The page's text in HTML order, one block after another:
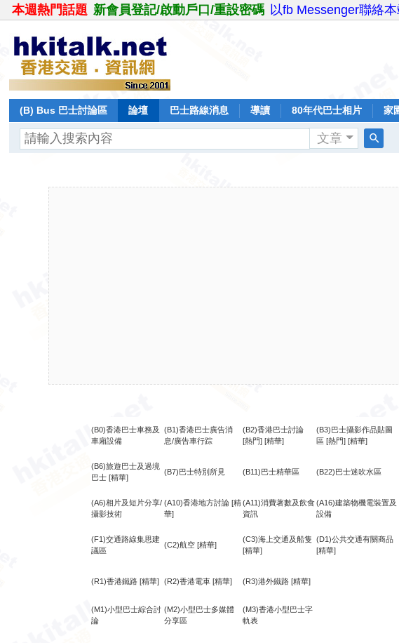
本週熱門話題 新會員登記/啟動戶口/重設密碼 以fb Messenger聯絡
(B) Bus 巴士討論區 論壇 巴士路線消息 導讀 80年代巴士相片 家
文章
(B0)香港巴士車務及
車廂設備
(B1)香港巴士廣告消
息/廣告車行踪
(B2)香港巴士討論
[熱門] [精華]
(B3)巴士攝影作品貼圖
區 [熱門] [精華]
(B6)旅遊巴士及過境
巴士 [精華]
(B7)巴士特別所見 (B11)巴士精華區 (B22)巴士迷吹水區
(A6)相片及短片分享/
攝影技術
(A10)香港地方討論 [精
華]
(A11)消費著數及飲食
資訊
(A16)建築物機電裝置及
設備
(F1)交通路線集思建
議區
(C2)航空 [精華]
(C3)海上交通及船隻
[精華]
(D1)公共交通有關商品
[精華]
(R1)香港鐵路 [精華] (R2)香港電車 [精華] (R3)港外鐵路 [精華]
(M1)小型巴士綜合討
論
(M2)小型巴士多媒體
分享區
(M3)香港小型巴士字
軌表